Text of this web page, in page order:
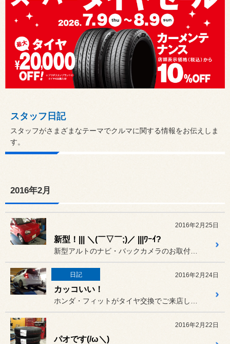
スタッフ日記
スタッフがさまざまなテーマでクルマに関する情報をお伝えしま
す。
2016年2月
2016年2月25日
新型！||| ＼(￣▽￣;)／ |||ﾜｰｲ?
日記 2016年2月24日
カッコいい！
2016年2月22日
パオです(/ω＼)